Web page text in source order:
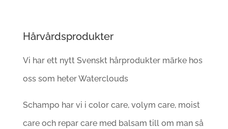
Hårvårdsprodukter
Vi har ett nytt Svenskt hårprodukter märke hos
oss som heter Waterclouds
Schampo har vi i color care, volym care, moist
care och repar care med balsam till om man så